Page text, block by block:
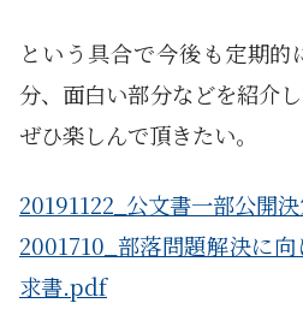
という具合で今後も定期
分、面白い部分などを紹介
ぜひ楽しんで頂きたい。
20191122_公文書一部公開
2001710_部落問題解決に
求書.pdf